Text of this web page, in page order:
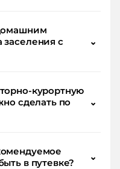
с
⌄
курортную
сделать по
⌄
в путевке?
⌄